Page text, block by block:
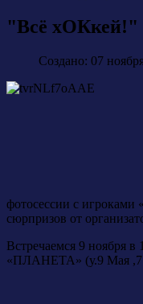
"Всё хОКкей!"
Создано: 07
фотосессии с игроками
сюрпризов от
Встречаемся 9 ноября
«ПЛАНЕТА» (у.9 Мая